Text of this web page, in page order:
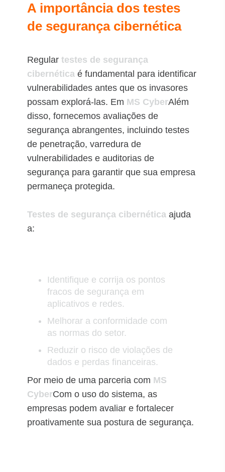
A importância dos testes
de segurança cibernética
Regular testes de segurança
cibernética é fundamental para identificar
vulnerabilidades antes que os invasores
possam explorá-las. Em MS CyberAlém
disso, fornecemos avaliações de
segurança abrangentes, incluindo testes
de penetração, varredura de
vulnerabilidades e auditorias de
segurança para garantir que sua empresa
permaneça protegida.
Testes de segurança cibernética ajuda
a:
Identifique e corrija os pontos
fracos de segurança em
aplicativos e redes.
Melhorar a conformidade com
as normas do setor.
Reduzir o risco de violações de
dados e perdas financeiras.
Por meio de uma parceria com MS
CyberCom o uso do sistema, as
empresas podem avaliar e fortalecer
proativamente sua postura de segurança.